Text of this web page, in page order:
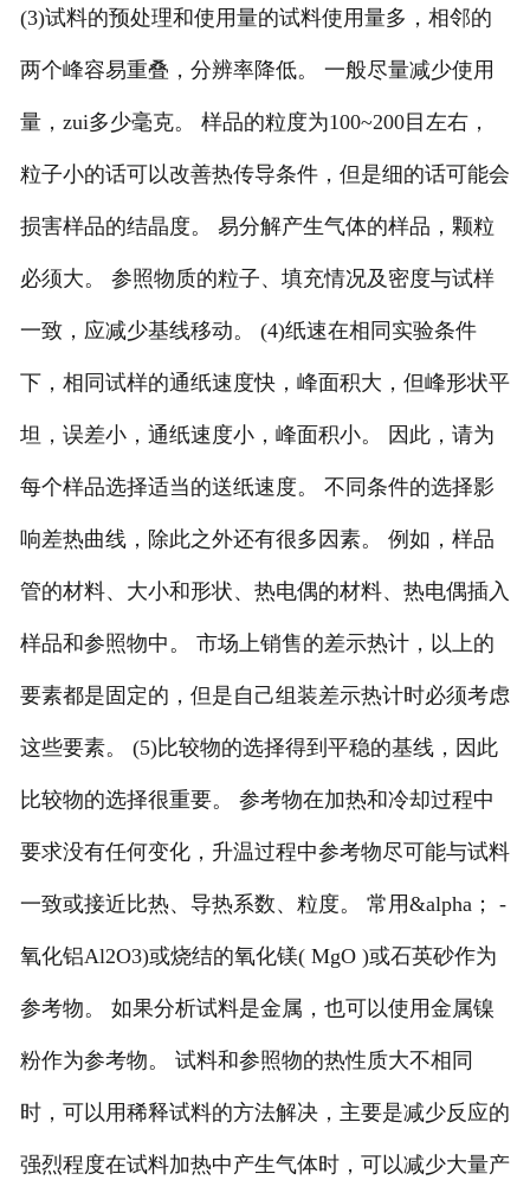
(3)试料的预处理和使用量的试料使用量多，相邻的
两个峰容易重叠，分辨率降低。 一般尽量减少使用
量，zui多少毫克。 样品的粒度为100~200目左右，
粒子小的话可以改善热传导条件，但是细的话可能会
损害样品的结晶度。 易分解产生气体的样品，颗粒
必须大。 参照物质的粒子、填充情况及密度与试样
一致，应减少基线移动。 (4)纸速在相同实验条件
下，相同试样的通纸速度快，峰面积大，但峰形状平
坦，误差小，通纸速度小，峰面积小。 因此，请为
每个样品选择适当的送纸速度。 不同条件的选择影
响差热曲线，除此之外还有很多因素。 例如，样品
管的材料、大小和形状、热电偶的材料、热电偶插入
样品和参照物中。 市场上销售的差示热计，以上的
要素都是固定的，但是自己组装差示热计时必须考虑
这些要素。 (5)比较物的选择得到平稳的基线，因此
比较物的选择很重要。 参考物在加热和冷却过程中
要求没有任何变化，升温过程中参考物尽可能与试料
一致或接近比热、导热系数、粒度。 常用&alpha； -
氧化铝Al2O3)或烧结的氧化镁( MgO )或石英砂作为
参考物。 如果分析试料是金属，也可以使用金属镍
粉作为参考物。 试料和参照物的热性质大不相同
时，可以用稀释试料的方法解决，主要是减少反应的
强烈程度在试料加热中产生气体时，可以减少大量产